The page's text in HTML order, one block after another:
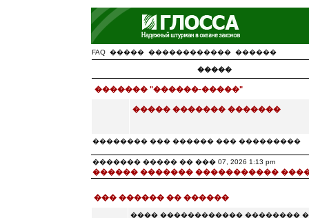
FAQ ����� ������������ ������
�����
������� "������-�����"
����� ������� �������
�������� ��� ������ ��� ���������
������� ����� �� ��� 07, 2026 1:13 pm
������ ������� �����������
��� ������ �� ������
���� ������������ ��������